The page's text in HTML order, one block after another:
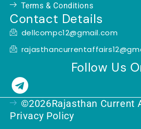
Terms & Conditions
Contact Details
dellcompc12@gmail.com
Follow Us
T
e
l
©2026Rajasthan Current
Privacy Policy